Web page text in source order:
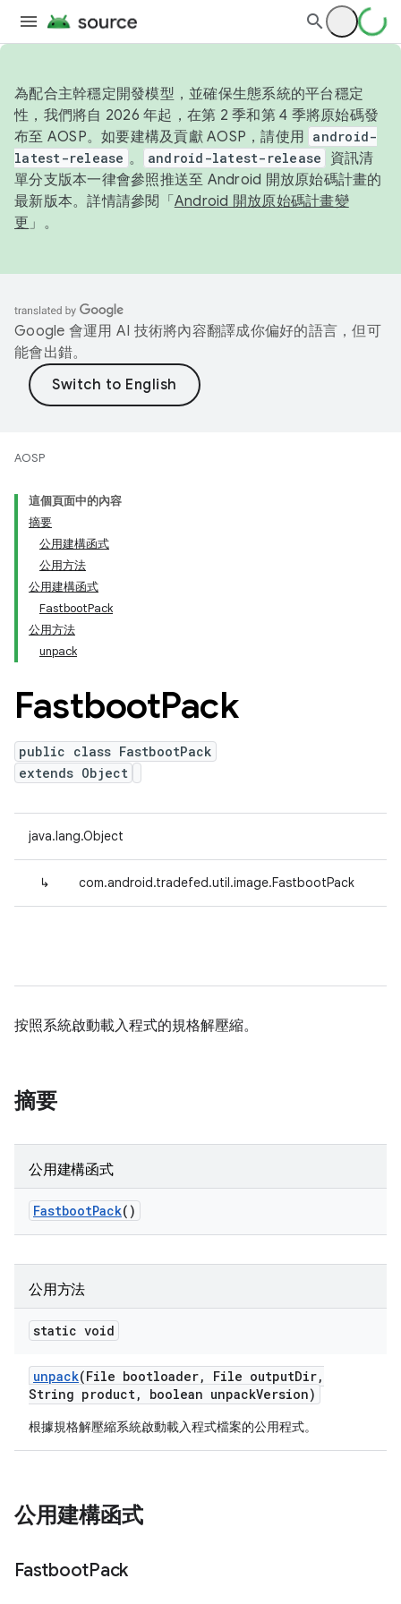
為配合主幹穩定開發模型，並確保生態系統的平台穩定
性，我們將自 2026 年起，在第 2 季和第 4 季將原始碼發
布至 AOSP。如要建構及貢獻 AOSP，請使用 android-
latest-release 。 android-latest-release
資訊清
單分支版本一律會參照推送至 Android 開放原始碼計畫的
最新版本。詳情請參閱「 Android 開放原始碼計畫變
更 」。
Google 會運用 AI 技術將內容翻譯成你偏好的語言，但可
能會出錯。
AOSP
這個頁面中的內容
摘要
公用建構函式
公用方法
公用建構函式
FastbootPack
公用方法
unpack
FastbootPack
public class FastbootPack
extends Object
java.lang.Object
↳ com.android.tradefed.util.image.FastbootPack
按照系統啟動載入程式的規格解壓縮。
摘要
公用建構函式
FastbootPack()
公用方法
static void
unpack(File bootloader, File outputDir,
String product, boolean unpackVersion)
根據規格解壓縮系統啟動載入程式檔案的公用程式。
公用建構函式
FastbootPack